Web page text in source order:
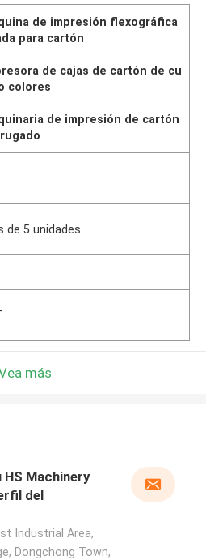
de impresión flexográfica
para cartón
de cajas de cartón de cu
colores
de impresión de cartón
de 5 unidades
más
HS Machinery
del
Industrial Area,
Dongchong Town,